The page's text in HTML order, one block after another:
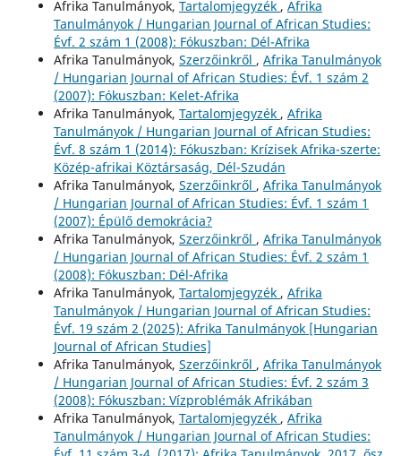
Afrika Tanulmányok, Tartalomjegyzék , Afrika
Tanulmányok / Hungarian Journal of African Studies:
Évf. 2 szám 1 (2008): Fókuszban: Dél-Afrika
Afrika Tanulmányok, Szerzőinkről , Afrika Tanulmányok
/ Hungarian Journal of African Studies: Évf. 1 szám 2
(2007): Fókuszban: Kelet-Afrika
Afrika Tanulmányok, Tartalomjegyzék , Afrika
Tanulmányok / Hungarian Journal of African Studies:
Évf. 8 szám 1 (2014): Fókuszban: Krízisek Afrika-szerte:
Közép-afrikai Köztársaság, Dél-Szudán
Afrika Tanulmányok, Szerzőinkről , Afrika Tanulmányok
/ Hungarian Journal of African Studies: Évf. 1 szám 1
(2007): Épülő demokrácia?
Afrika Tanulmányok, Szerzőinkről , Afrika Tanulmányok
/ Hungarian Journal of African Studies: Évf. 2 szám 1
(2008): Fókuszban: Dél-Afrika
Afrika Tanulmányok, Tartalomjegyzék , Afrika
Tanulmányok / Hungarian Journal of African Studies:
Évf. 19 szám 2 (2025): Afrika Tanulmányok [Hungarian
Journal of African Studies]
Afrika Tanulmányok, Szerzőinkről , Afrika Tanulmányok
/ Hungarian Journal of African Studies: Évf. 2 szám 3
(2008): Fókuszban: Vízproblémák Afrikában
Afrika Tanulmányok, Tartalomjegyzék , Afrika
Tanulmányok / Hungarian Journal of African Studies: